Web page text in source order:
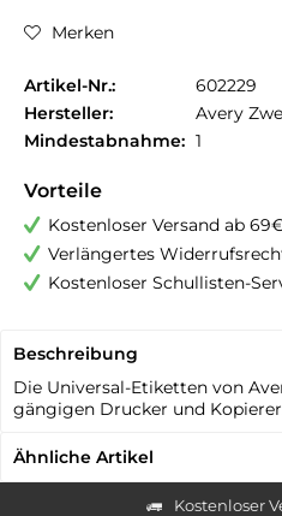
Merken
Artikel-Nr.:
602229
Hersteller:
Avery
Mindestabnahme: 1
Vorteile
Kostenloser Versand ab
Verlängertes
Kostenloser Schullisten-
Beschreibung
Die Universal-Etiketten von
gängigen Drucker und
Ähnliche Artikel
Kostenloser